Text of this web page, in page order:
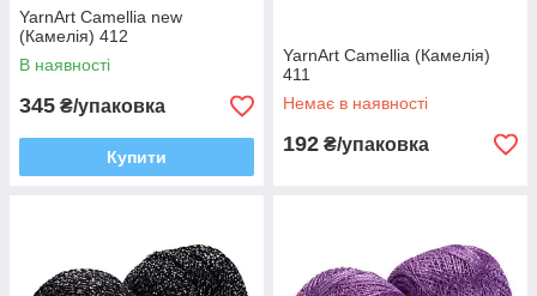
YarnArt Camellia new
(Камелія) 412
В наявності
345 ₴/упаковка
Купити
YarnArt Camellia (Камелія)
411
Немає в наявності
192 ₴/упаковка